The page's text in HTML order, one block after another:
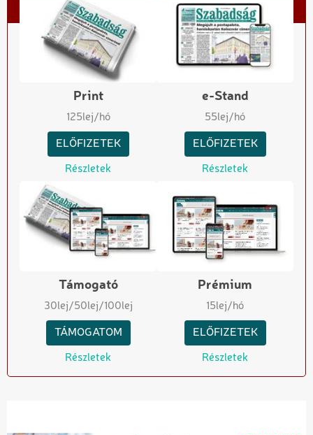
Print
125lej/hó
ELŐFIZETEK
Részletek
e-Stand
55lej/hó
ELŐFIZETEK
Részletek
Támogató
30lej/50lej/100lej
TÁMOGATOM
Részletek
Prémium
15lej/hó
ELŐFIZETEK
Részletek